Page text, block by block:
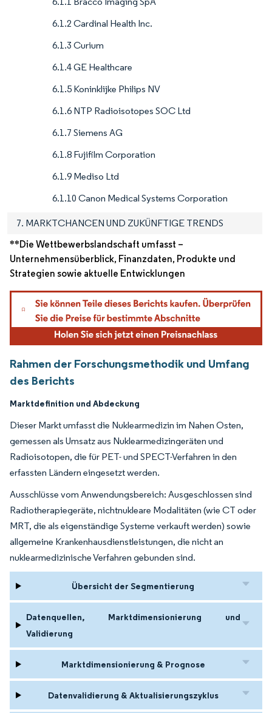
6.1.2 Cardinal Health Inc.
6.1.3 Curium
6.1.4 GE Healthcare
6.1.5 Koninklijke Philips NV
6.1.6 NTP Radioisotopes SOC Ltd
6.1.7 Siemens AG
6.1.8 Fujifilm Corporation
6.1.9 Mediso Ltd
6.1.10 Canon Medical Systems Corporation
7. MARKTCHANCEN UND ZUKÜNFTIGE TRENDS
**Die Wettbewerbslandschaft umfasst –
Unternehmensüberblick, Finanzdaten, Produkte und
Strategien sowie aktuelle Entwicklungen
Rahmen der Forschungsmethodik und Umfang
des Berichts
Marktdefinition und Abdeckung
Dieser Markt umfasst die Nuklearmedizin im Nahen Osten,
gemessen als Umsatz aus Nuklearmedizingeräten und
Radioisotopen, die für PET- und SPECT-Verfahren in den
erfassten Ländern eingesetzt werden.
Ausschlüsse vom Anwendungsbereich: Ausgeschlossen sind
Radiotherapiegeräte, nichtnukleare Modalitäten (wie CT oder
MRT, die als eigenständige Systeme verkauft werden) sowie
allgemeine Krankenhausdienstleistungen, die nicht an
nuklearmedizinische Verfahren gebunden sind.
Übersicht der Segmentierung
Datenquellen, Marktdimensionierung und
Validierung
Marktdimensionierung & Prognose
Datenvalidierung & Aktualisierungszyklus